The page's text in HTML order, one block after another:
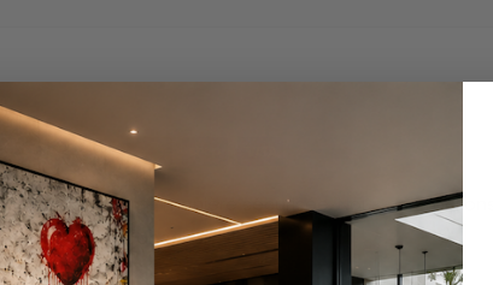
gérées de manière sécurisée. Nous ne stockons
de carte bancaire.